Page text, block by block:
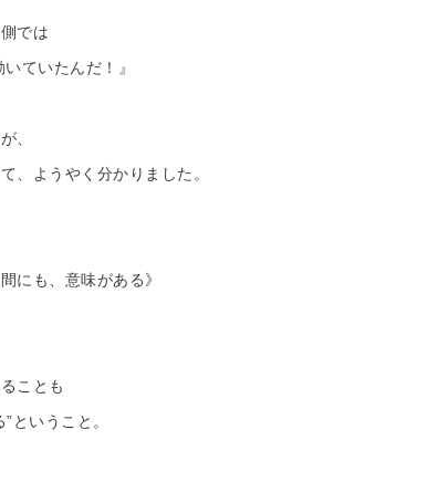
では
ていたんだ！』
、
、ようやく分かりました。
にも、意味がある》
ことも
ということ。